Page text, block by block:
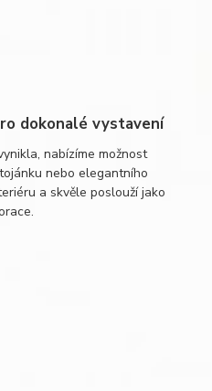
dokonalé vystavení
nabízíme možnost
nebo elegantního
a skvěle poslouží jako